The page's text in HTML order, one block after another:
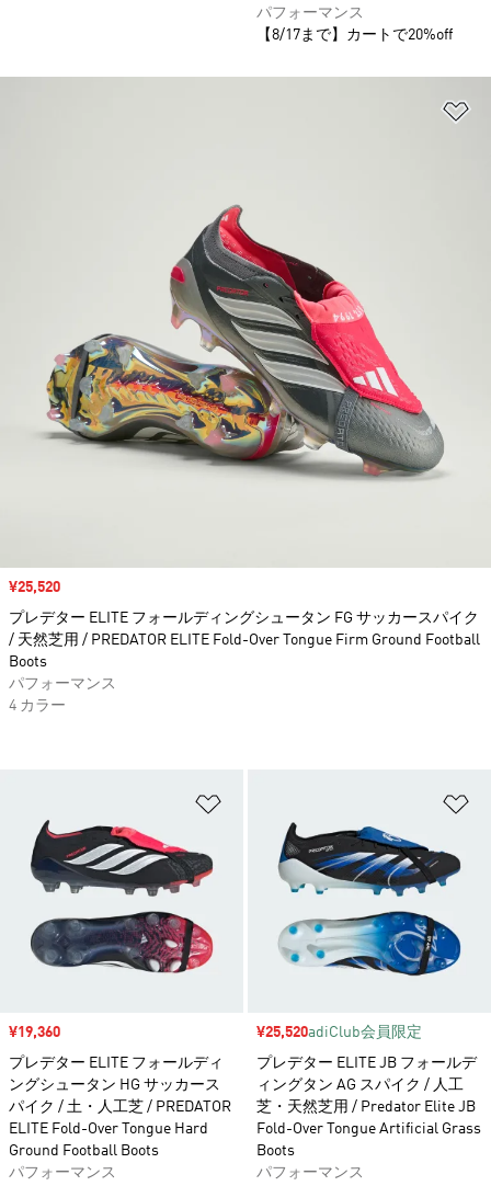
パフォーマンス
【8/17まで】カートで20%off
セール価格
¥19,360
プレデター ELITE フォールディ
ングシュータン HG サッカース
パイク / 土・人工芝 / PREDATOR
ELITE Fold-Over Tongue Hard
Ground Football Boots
パフォーマンス
セール価格
¥25,520adiClub会員限定
プレデター ELITE JB フォールデ
ィングタン AG スパイク / 人工
芝・天然芝用 / Predator Elite JB
Fold-Over Tongue Artificial Grass
Boots
パフォーマンス
セール価格
¥25,520
プレデター ELITE フォールディングシュータン FG サッカースパイク
/ 天然芝用 / PREDATOR ELITE Fold-Over Tongue Firm Ground Football
Boots
パフォーマンス
4 カラー